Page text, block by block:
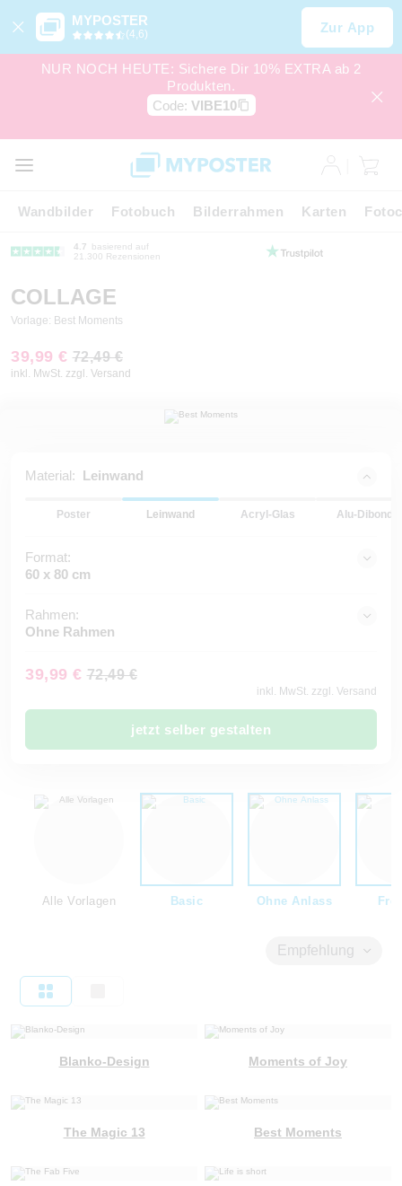
MYPOSTER
(4,6) Zur App
NUR NOCH HEUTE: Sichere Dir 10% EXTRA ab 2
Produkten.
Code: VIBE10
Wandbilder Fotobuch Bilderrahmen Karten
4.7
basierend auf
21.300 Rezensionen
COLLAGE
Vorlage: Best Moments
39,99 € 72,49 €
inkl. MwSt. zzgl. Versand
Material: Leinwand
Poster Leinwand Acryl-Glas Alu-Dibond
Format:
60 x 80 cm
Rahmen:
Ohne Rahmen
39,99 € 72,49 €
inkl. MwSt. zzgl. Versand
jetzt selber gestalten
Alle Vorlagen Basic Ohne Anlass
Empfehlung
Blanko-Design Moments of Joy
The Magic 13 Best Moments